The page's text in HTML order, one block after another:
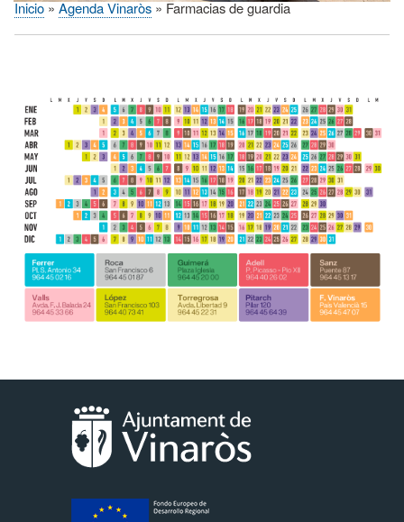
Sobrescribir
ayuda
la
navegación
Inicio Agenda Vinaròs Farmacias de guardia